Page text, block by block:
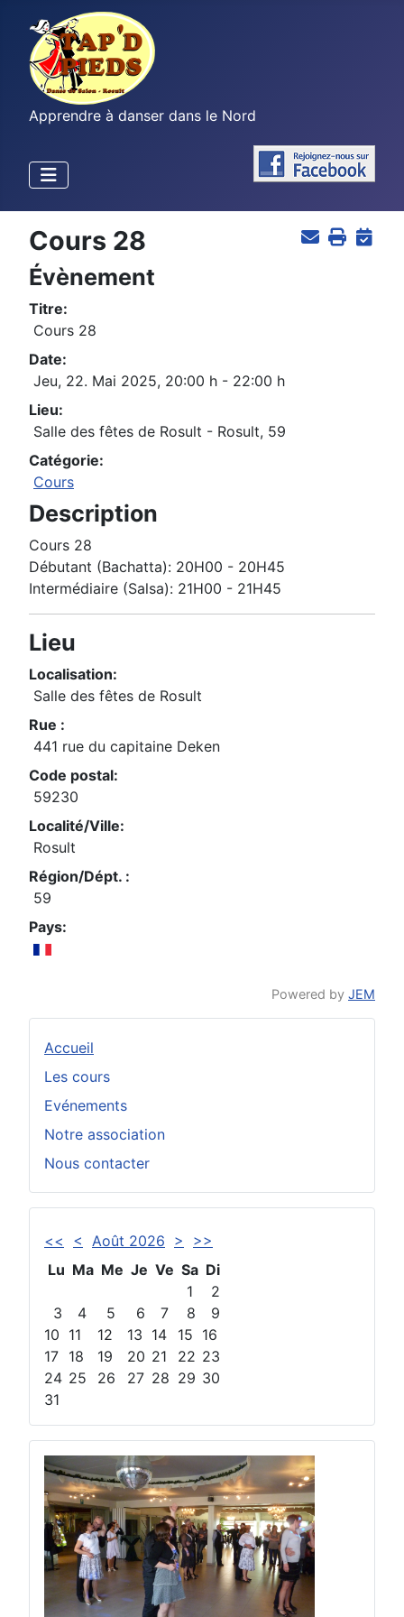
Apprendre à danser dans le Nord
Accueil
Les cours
Evénements
Notre association
Nous contacter
<< < Août 2026 >
>>
Lu Ma Me Je Ve Sa Di
1
2
3
4 5 6 7 8
9
10 11 12 13 14 15 16
17 18 19 20 21 22 23
24 25 26 27 28 29 30
31
Cours 28
Évènement
Titre:
Cours 28
Date:
Jeu, 22. Mai 2025, 20:00 h - 22:00 h
Lieu:
Salle des fêtes de Rosult - Rosult, 59
Catégorie:
Cours
Description
Cours 28
Débutant (Bachatta): 20H00 - 20H45
Intermédiaire (Salsa): 21H00 - 21H45
Lieu
Localisation:
Salle des fêtes de Rosult
Rue :
441 rue du capitaine Deken
Code postal:
59230
Localité/Ville:
Rosult
Région/Dépt. :
59
Pays:
Powered by JEM